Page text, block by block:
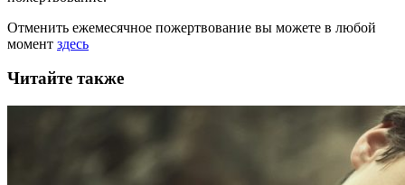
Отменить ежемесячное пожертвование вы можете в любой
момент здесь
Читайте также